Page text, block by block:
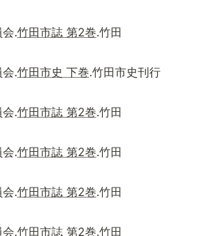
.竹田市誌 第2巻.竹田
.竹田市史 下巻.竹田市史刊行
.竹田市誌 第2巻.竹田
.竹田市誌 第2巻.竹田
.竹田市誌 第2巻.竹田
.竹田市誌 第2巻.竹田